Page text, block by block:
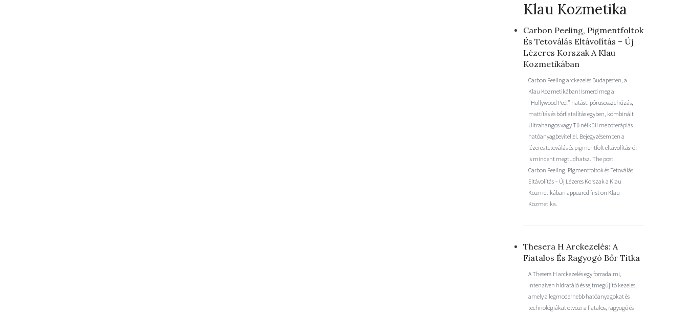
Klau Kozmetika
Carbon Peeling, Pigmentfoltok
És Tetoválás Eltávolítás – Új
Lézeres Korszak A Klau
Kozmetikában
Carbon Peeling arckezelés Budapesten, a
Klau Kozmetikában! Ismerd meg a
"Hollywood Peel" hatást: pórusösszehúzás,
mattítás és bőrfiatalítás egyben, kombinált
Ultrahangos vagy Tű nélküli mezoterápiás
hatóanyagbevitellel. Bejegyzésemben a
lézeres tetoválás és pigmentfolt eltávolításról
is mindent megtudhatsz. The post
Carbon Peeling, Pigmentfoltok és Tetoválás
Eltávolítás – Új Lézeres Korszak a Klau
Kozmetikában appeared first on Klau
Kozmetika.
Thesera H Arckezelés: A
Fiatalos És Ragyogó Bőr Titka
A Thesera H arckezelés egy forradalmi,
intenzíven hidratáló és sejtmegújító kezelés,
amely a legmodernebb hatóanyagokat és
technológiákat ötvözi a fiatalos, ragyogó és